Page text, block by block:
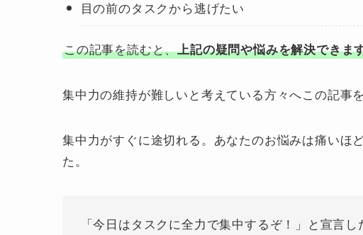
目の前のタスクから逃げたい
この記事を読むと、上記の疑問や悩みを解決できま
集中力の維持が難しいと考えている方々へこの記事を
集中力がすぐに途切れる。あなたのお悩みは痛いほ
た。
「今日はタスクに全力で集中するぞ！」と宣言